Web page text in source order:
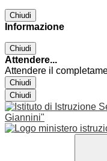
Chiudi
Informazione
Chiudi
Attendere...
Attendere il
Chiudi
Chiudi